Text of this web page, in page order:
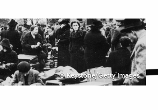
©Keystone/Getty Images